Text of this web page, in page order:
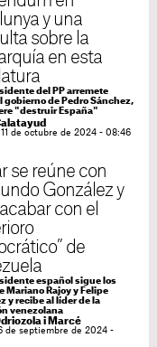
y una
sobre la
en esta
del PP arremete
gobierno de Pedro Sánchez,
"destruir España"
11 de octubre de 2024 - 08:46
se reúne con
González y
con el
de
español sigue los
Mariano Rajoy y Felipe
y recibe al líder de la
venezolana
i Marcé
de septiembre de 2024 -